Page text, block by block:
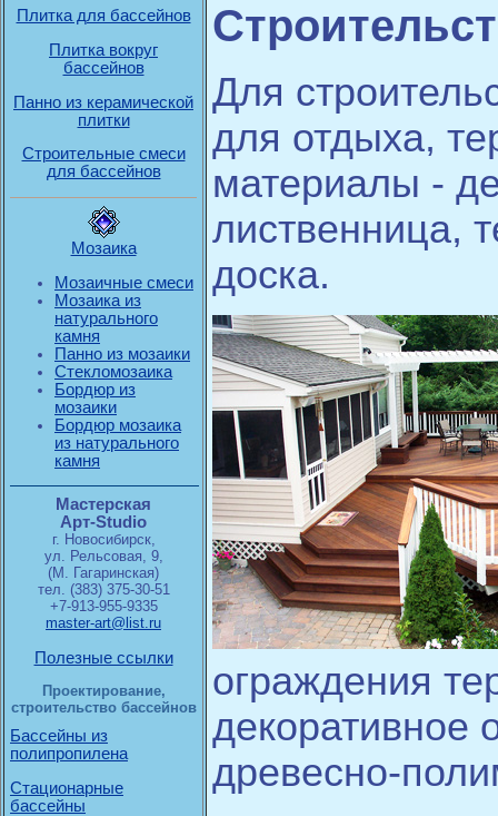
Плитка для бассейнов
Плитка вокруг
бассейнов
Панно из керамической
плитки
Строительные смеси
для бассейнов
Мозаика
Мозаичные смеси
Мозаика из
натурального
камня
Панно из мозаики
Стекломозаика
Бордюр из
мозаики
Бордюр мозаика
из натурального
камня
Мастерская
Арт-Studio
г. Новосибирск,
ул. Рельсовая, 9,
(М. Гагаринская)
тел. (383) 375-30-51
+7-913-955-9335
master-art@list.ru
Полезные ссылки
Проектирование,
строительство бассейнов
Бассейны из
полипропилена
Стационарные
бассейны
Для
для отдыха,
материалы -
лиственница,
доска.
ограждения
декоративное
древесно-